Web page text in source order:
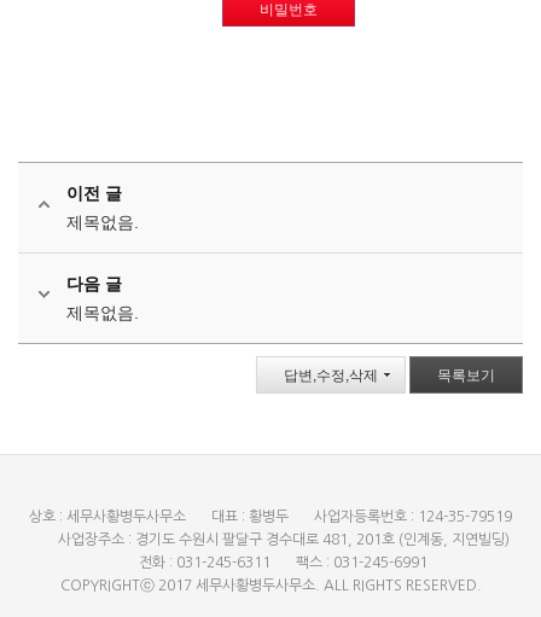
비밀번호
이전 글
제목없음.
다음 글
제목없음.
답변,수정,삭제 목록보기
상호 : 세무사황병두사무소 대표 : 황병두
사업자등록번호 : 124-35-79519
사업장주소 : 경기도 수원시 팔달구 경수대로 481, 201호 (인계동, 지연빌딩)
전화 : 031-245-6311
팩스 : 031-245-6991
COPYRIGHTⓒ 2017 세무사황병두사무소. ALL RIGHTS RESERVED.